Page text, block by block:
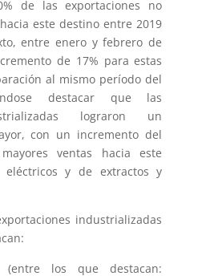
de las exportaciones no
este destino entre 2019
entre enero y febrero de
de 17% para estas
al mismo período del
destacar que las
lograron un
con un incremento del
ventas hacia este
eléctricos y de extractos y
industrializadas
(entre los que destacan: